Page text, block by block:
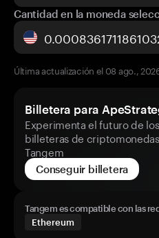
Cantidad en la moneda
Última actualización el 08 ago.,
Billetera para
Experimenta el futuro de los
billeteras de
Tangem
Conseguir billetera
Tangem es compatible con las
Ethereum